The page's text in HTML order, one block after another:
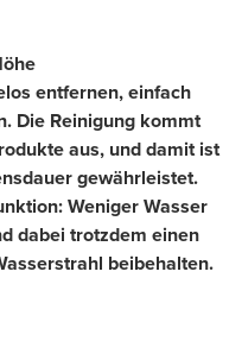
entfernen, einfach
Die Reinigung kommt
aus, und damit ist
gewährleistet.
Weniger Wasser
dabei trotzdem einen
beibehalten.